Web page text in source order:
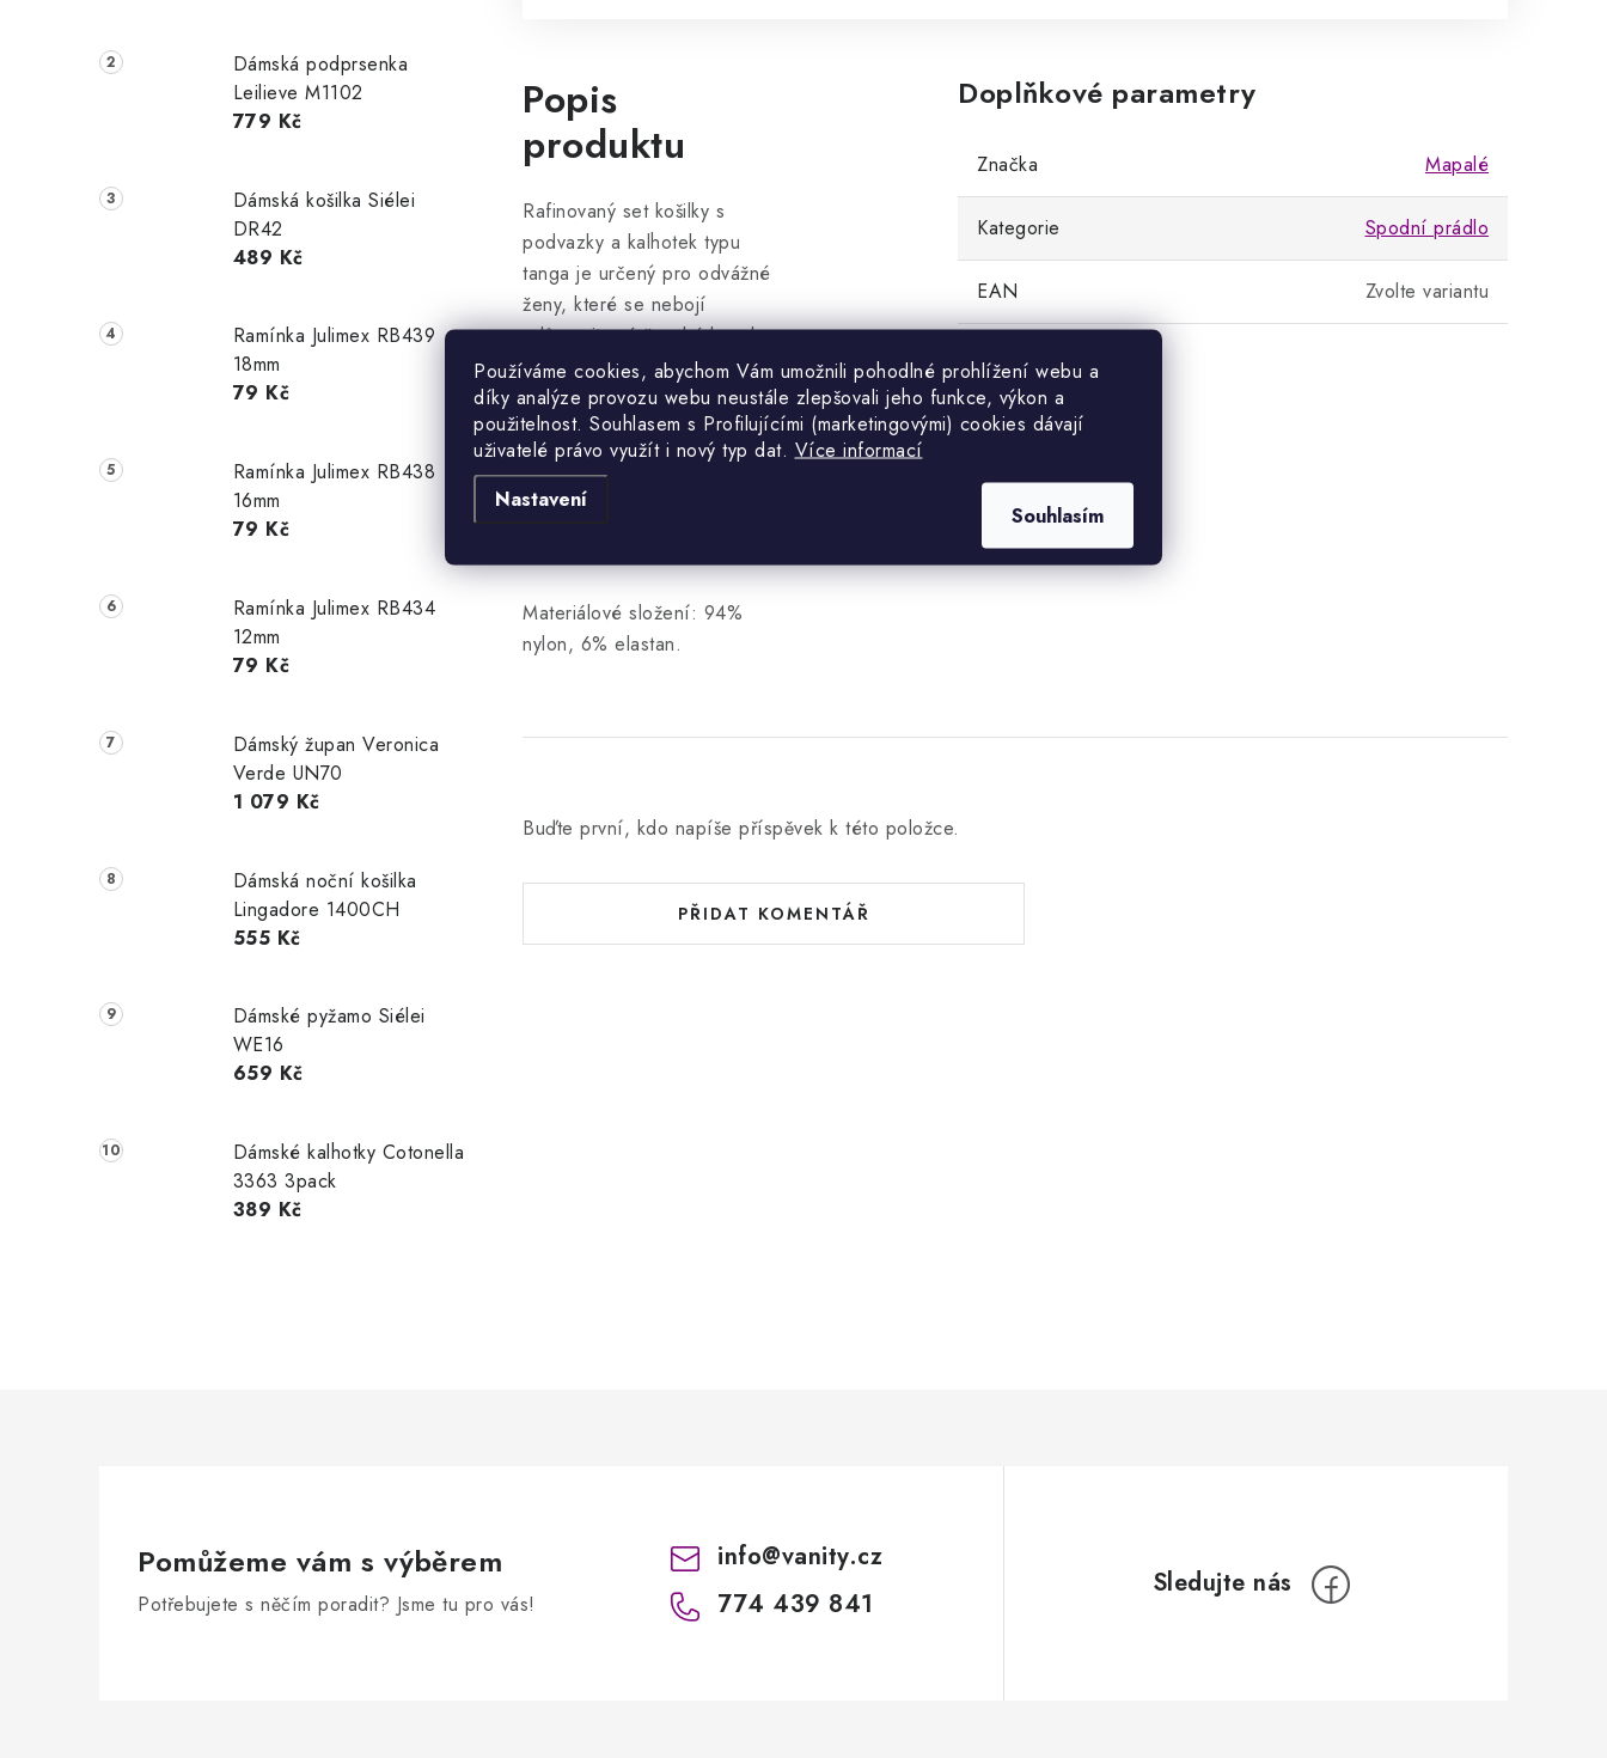
Používáme cookies, abychom Vám umožnili pohodlné prohlížení webu a
díky analýze provozu webu neustále zlepšovali jeho funkce, výkon a
použitelnost. Souhlasem s Profilujícími (marketingovými) cookies dávají
uživatelé právo využít i nový typ dat. Více informací
Nastavení
Souhlasím
Dámská podprsenka
Leilieve M1102
779 Kč
Dámská košilka Siélei
DR42
489 Kč
Ramínka Julimex RB439
18mm
79 Kč
Ramínka Julimex RB438
16mm
79 Kč
Ramínka Julimex RB434
12mm
79 Kč
Dámský župan Veronica
Verde UN70
1 079 Kč
Dámská noční košilka
Lingadore 1400CH
555 Kč
Dámské pyžamo Siélei
WE16
659 Kč
Dámské kalhotky Cotonella
3363 3pack
389 Kč
Popis
produktu
Rafinovaný set košilky s
podvazky a kalhotek typu
tanga je určený pro odvážné
ženy, které se nebojí
zdůraznit své ženské kouzlo.
Košilka má košíčky s kosticemi
a vyšším středem pro lepší
oporu prsou a tenká, plynule
nastavitelná ramínka. Pod prsy
je vložena krásná široká krajka.
Materiálové složení: 94%
nylon, 6% elastan.
Doplňkové parametry
Značka Mapalé
Kategorie Spodní prádlo
EAN Zvolte variantu
Buďte první, kdo napíše příspěvek k této položce.
PŘIDAT KOMENTÁŘ
Pomůžeme vám s výběrem
Potřebujete s něčím poradit? Jsme tu pro vás!
info@vanity.cz
774 439 841